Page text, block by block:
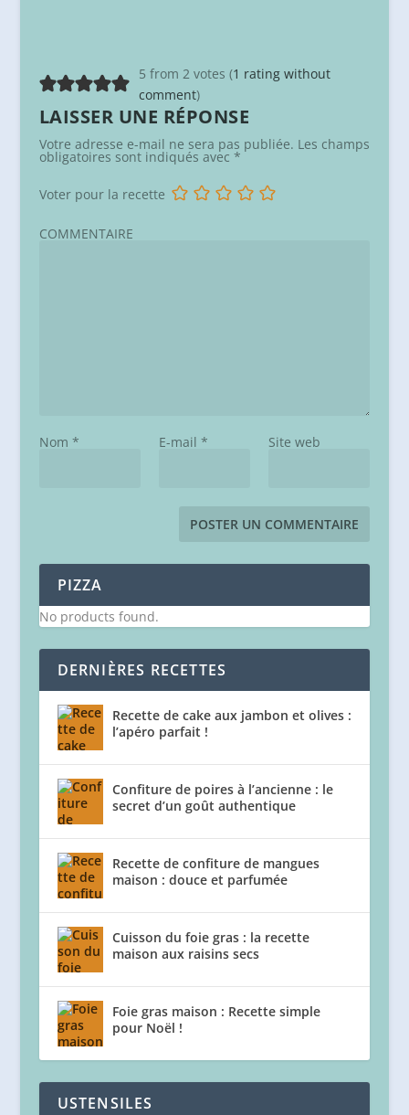
5 from 2 votes (1 rating without
comment)
LAISSER UNE RÉPONSE
Votre adresse e-mail ne sera pas publiée. Les champs
obligatoires sont indiqués avec *
Voter pour la recette
COMMENTAIRE
Nom * E-mail * Site web
PIZZA
No products found.
DERNIÈRES RECETTES
Recette de cake aux jambon et olives :
l’apéro parfait !
Confiture de poires à l’ancienne : le
secret d’un goût authentique
Recette de confiture de mangues
maison : douce et parfumée
Cuisson du foie gras : la recette
maison aux raisins secs
Foie gras maison : Recette simple
pour Noël !
USTENSILES